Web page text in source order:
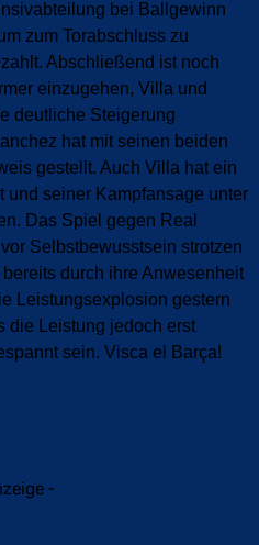
bei Ballgewinn
zum Torabschluss zu
Abschließend ist noch
einzugehen, Villa und
deutliche Steigerung
hat mit seinen beiden
gestellt. Auch Villa hat ein
und seiner Kampfansage unter
Das Spiel gegen Real
Selbstbewusstsein strotzen
durch ihre Anwesenheit
Leistungsexplosion gestern
die Leistung jedoch erst
sein. Visca el Barça!
-